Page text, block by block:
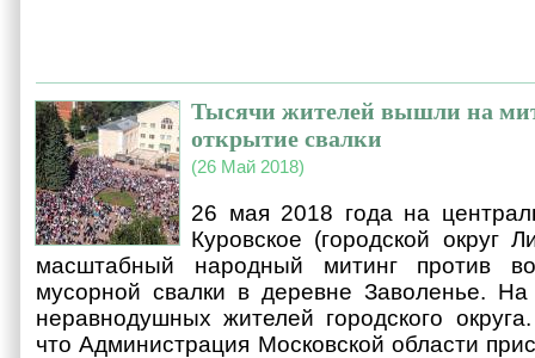
Тысячи жителей вышли на
открытие свалки
(26 Май 2018)
26 мая 2018 года на
Куровское (городской округ
масштабный народный митинг против
мусорной свалки в деревне Заволенье.
неравнодушных жителей городского
что Администрация Московской области